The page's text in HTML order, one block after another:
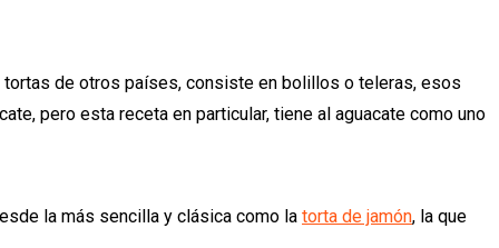
de otros países, consiste en bolillos o teleras, esos
pero esta receta en particular, tiene al aguacate como uno
la más sencilla y clásica como la torta de jamón, la que